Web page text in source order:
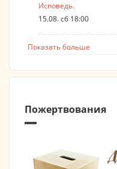
Исповедь.
15.08. сб 18:00
Показать больше
Пожертвования